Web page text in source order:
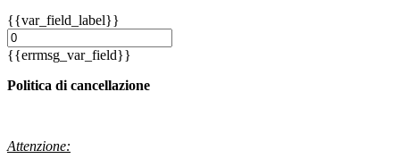
{{var_field_label}}
{{errmsg_var_field}}
Politica di cancellazione
Attenzione: